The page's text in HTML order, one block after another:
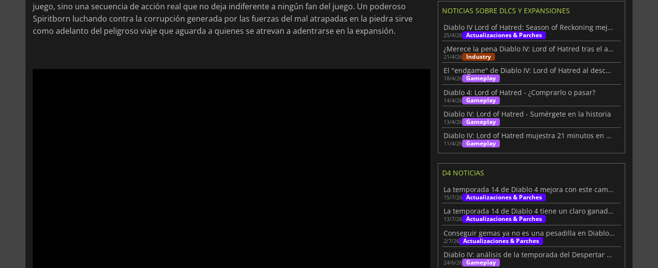
juego, sino una secuencia de acción real que no deja indiferente a ningún fan del juego. Un poderoso
Spiritborn luchando contra la corrupción generada por las fuerzas del mal atrapadas en la piedra sirve
como adelanto del peligroso viaje que aguarda a quienes se atrevan a adentrarse en la expansión.
NOTICIAS SOBRE DLCS Y EXPANSIONES
Diablo IV Lord of Hatred: Season of Reckoning mejora la experiencia
25/4/26 Actualizaciones & Parches
¿Merece la pena Diablo IV: Lord of Hatred tras el análisis de IGN?
21/4/26 Industry
El "endgame" de Diablo IV: Lord of Hatred al descubierto
18/4/26 Gameplay
Diablo 4: Lord of Hatred - ¿Comprarlo o pasar?
14/4/26 Gameplay
Diablo IV: Lord of Hatred - Sumérgete en la historia
13/4/26 Gameplay
Diablo IV: Lord of Hatred mujestra 21 minutos en el juego en Skovos
11/4/26 Gameplay
D4 NOTICIAS
La temporada 14 de Diablo 4 mejora con este cambio de Blizzard
15/7/26 Actualizaciones & Parches
La temporada 14 de Diablo 4 tiene un claro ganador, y es el pícaro
13/7/26 Actualizaciones & Parches
Conseguir gemas ya no es una pesadilla en Diablo IV
2/7/26 Actualizaciones & Parches
Diablo IV: análisis de la temporada del Despertar de la Muerte
24/6/26 Gameplay